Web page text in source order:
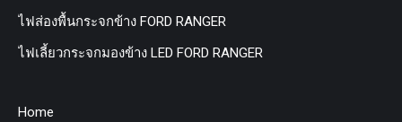
ไฟส่องพื้นกระจกข้าง FORD RANGER
ไฟเลี้ยวกระจกมองข้าง LED FORD RANGER
Home